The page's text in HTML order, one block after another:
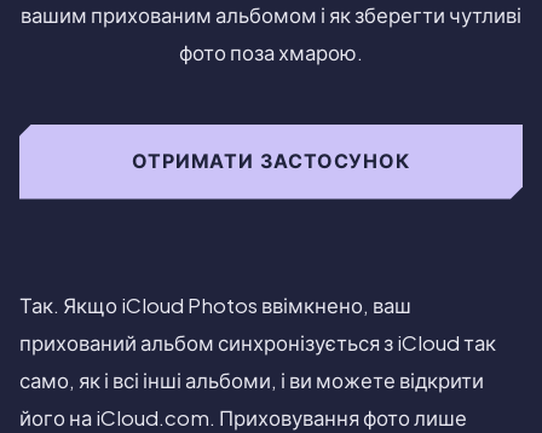
вашим прихованим альбомом і як зберегти чутливі
фото поза хмарою.
ОТРИМАТИ ЗАСТОСУНОК
Так. Якщо iCloud Photos ввімкнено, ваш
прихований альбом синхронізується з iCloud так
само, як і всі інші альбоми, і ви можете відкрити
його на iCloud.com. Приховування фото лише